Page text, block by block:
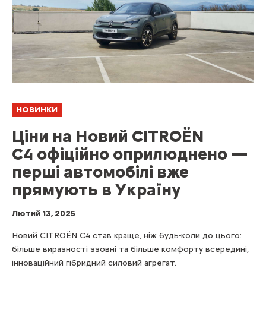
НОВИНКИ
Ціни на Новий CITROËN
C4 офіційно оприлюднено —
перші автомобілі вже
прямують в Україну
Лютий 13, 2025
Новий CITROЁN С4 став краще, ніж будь-коли до цього:
більше виразності ззовні та більше комфорту всередині,
інноваційний гібридний силовий агрегат.